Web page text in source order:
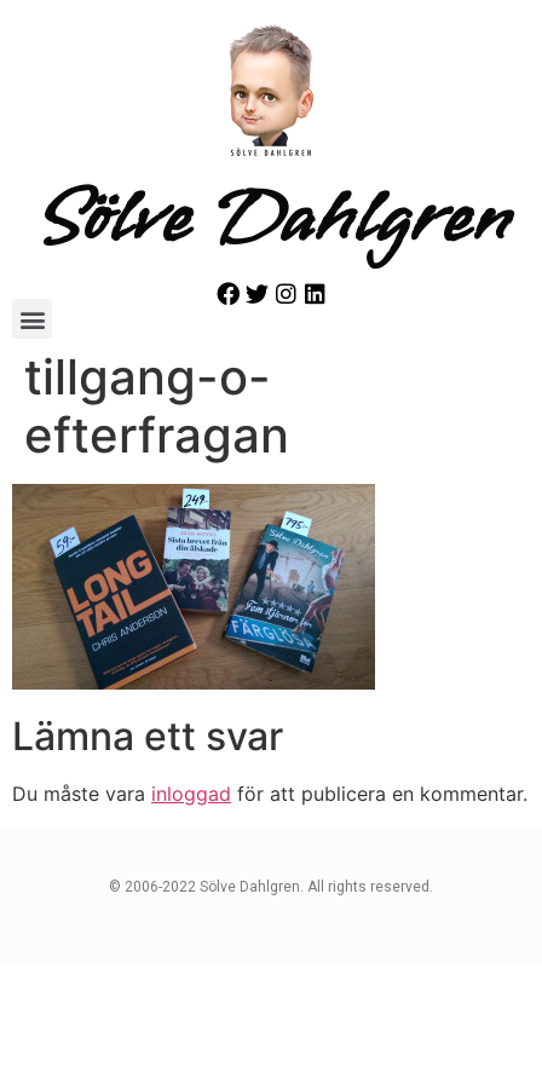
Sölve Dahlgren
tillgang-o-
efterfragan
Lämna ett svar
Du måste vara inloggad för att publicera en kommentar.
© 2006-2022 Sölve Dahlgren. All rights reserved.